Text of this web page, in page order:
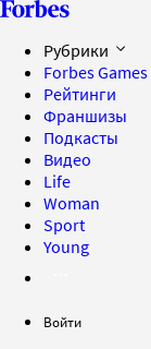
Рубрики
Forbes Games
Рейтинги
Франшизы
Подкасты
Видео
Life
Woman
Sport
Young
Войти